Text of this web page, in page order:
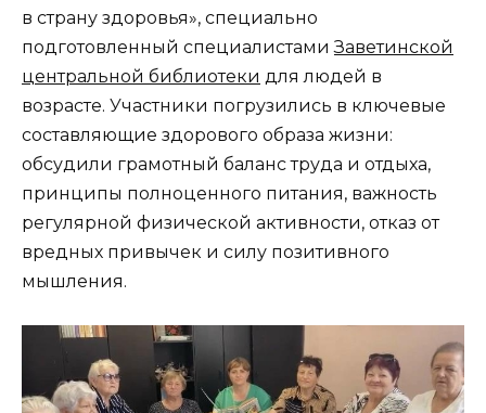
в страну здоровья», специально
подготовленный специалистамиЗаветинской
центральной библиотеки для людей в
возрасте. Участники погрузились в ключевые
составляющие здорового образа жизни:
обсудили грамотный баланс труда и отдыха,
принципы полноценного питания, важность
регулярной физической активности, отказ от
вредных привычек и силу позитивного
мышления.